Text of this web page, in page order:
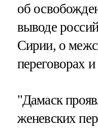
об
выводе
Сирии, о
переговорах
"Дамаск
женевских